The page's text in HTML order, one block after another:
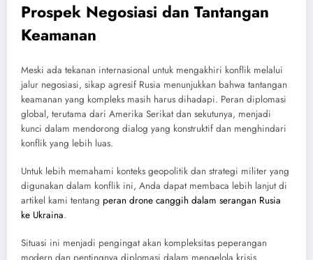
Prospek Negosiasi dan Tantangan
Keamanan
Meski ada tekanan internasional untuk mengakhiri konflik melalui
jalur negosiasi, sikap agresif Rusia menunjukkan bahwa tantangan
keamanan yang kompleks masih harus dihadapi. Peran diplomasi
global, terutama dari Amerika Serikat dan sekutunya, menjadi
kunci dalam mendorong dialog yang konstruktif dan menghindari
konflik yang lebih luas.
Untuk lebih memahami konteks geopolitik dan strategi militer yang
digunakan dalam konflik ini, Anda dapat membaca lebih lanjut di
artikel kami tentang peran drone canggih dalam serangan Rusia
ke Ukraina.
Situasi ini menjadi pengingat akan kompleksitas peperangan